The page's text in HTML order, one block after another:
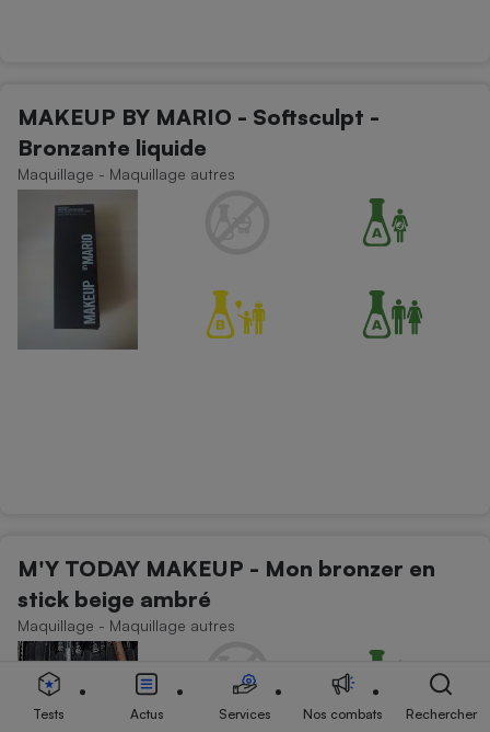
MAKEUP BY MARIO - Softsculpt -
Bronzante liquide
Maquillage - Maquillage autres
M'Y TODAY MAKEUP - Mon bronzer en
stick beige ambré
Maquillage - Maquillage autres
Tests Actus Services Nos combats Rechercher